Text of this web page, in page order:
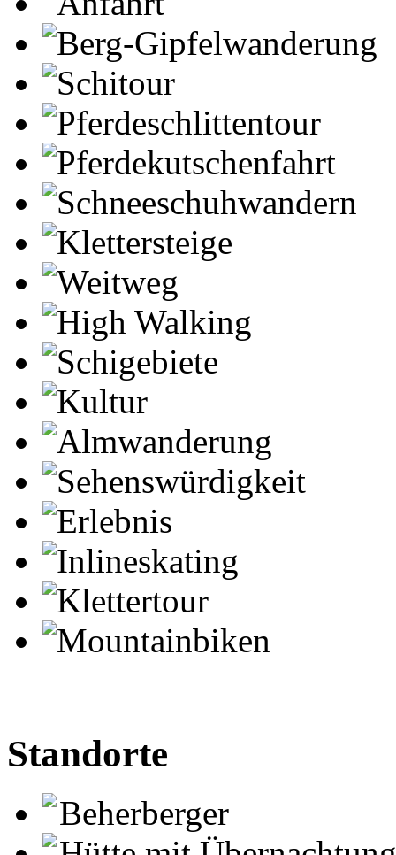
Berg-Gipfelwanderung
Schitour
Pferdeschlittentour
Pferdekutschenfahrt
Schneeschuhwandern
Klettersteige
Weitweg
High Walking
Schigebiete
Kultur
Almwanderung
Sehenswürdigkeit
Erlebnis
Inlineskating
Klettertour
Mountainbiken
Standorte
Beherberger